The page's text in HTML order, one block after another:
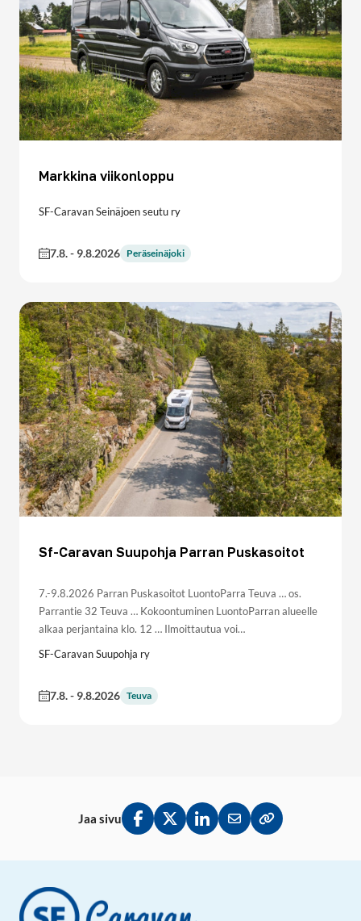
Markkina viikonloppu
SF-Caravan Seinäjoen seutu ry
7.8.- 9.8.2026 Peräseinäjoki
Sf-Caravan Suupohja Parran Puskasoitot
7.-9.8.2026 Parran Puskasoitot LuontoParra Teuva … os.
Parrantie 32 Teuva … Kokoontuminen LuontoParran alueelle
alkaa perjantaina klo. 12 … Ilmoittautua voi…
SF-Caravan Suupohja ry
7.8.- 9.8.2026 Teuva
Jaa sivu
Jaa Facebookissa
Jaa Twitterissä
Jaa LinkedInissä
Jaa sähköpostitse
Kopioi linkki